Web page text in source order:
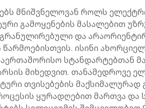
მნიშვნელოვან როლს
გამოყენების მასალებით
და
ისინი
სტანდარტებთან
მიხედვით. თანამედროვე
თვისებების
ყურადღებით მართვა და